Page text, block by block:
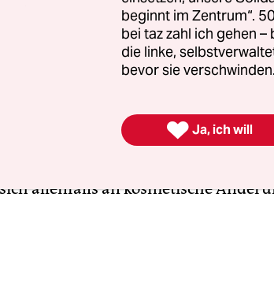
war ein Wagnis mit
Experiment. Er war der Versuch,
geworden Mietmarkt die Reißleine
darauf zu werten, dass auf
Zeitraum und das Festlegen einer
gelabelt wird, zeigt nur, wie
allenfalls an kosmetische
beginnt im Zentrum“.
bei taz zahl ich gehen
die linke,
bevor sie
 Ja, ich will